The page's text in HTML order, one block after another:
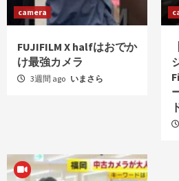
camera
FUJIFILM X halfはおでか
け最強カメラ
3週間 ago いまさら